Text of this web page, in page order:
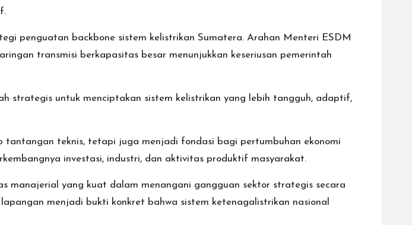
penguatan backbone sistem kelistrikan Sumatera. Arahan Menteri ESDM
transmisi berkapasitas besar menunjukkan keseriusan pemerintah
strategis untuk menciptakan sistem kelistrikan yang lebih tangguh, adaptif,
teknis, tetapi juga menjadi fondasi bagi pertumbuhan ekonomi
investasi, industri, dan aktivitas produktif masyarakat.
manajerial yang kuat dalam menangani gangguan sektor strategis secara
menjadi bukti konkret bahwa sistem ketenagalistrikan nasional